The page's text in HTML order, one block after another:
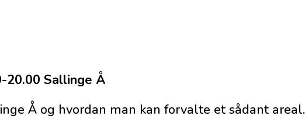
20.00 Sallinge Å
Å og hvordan man kan forvalte et sådant areal.